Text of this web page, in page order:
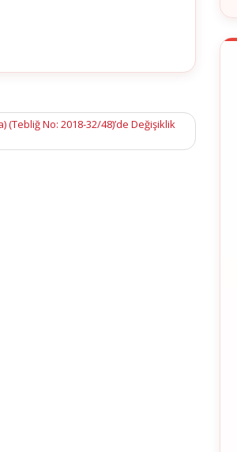
(Tebliğ No: 2018-32/48)’de Değişiklik